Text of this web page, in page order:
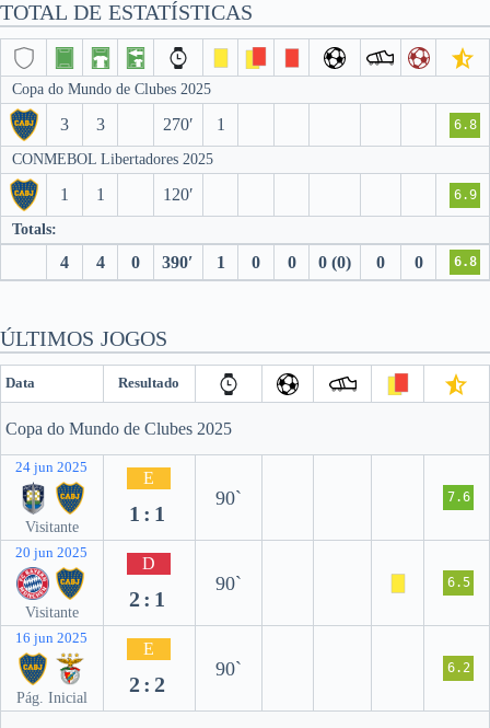
TOTAL DE ESTATÍSTICAS
Copa do Mundo de Clubes 2025
3 3 270′ 1 6.8
CONMEBOL Libertadores 2025
1 1 120′ 6.9
Totals:
4 4 0 390′ 1 0 0 0 (0) 0 0 6.8
ÚLTIMOS JOGOS
Data Resultado
Copa do Mundo de Clubes 2025
24 jun 2025
Visitante
E
1:1
90` 7.6
20 jun 2025
Visitante
D
2:1
90` 6.5
16 jun 2025
Pág. Inicial
E
2:2
90` 6.2